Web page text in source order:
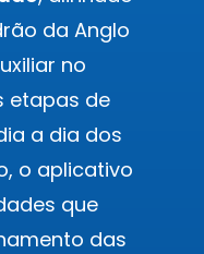
da Anglo
no
etapas de
a dia dos
o aplicativo
que
das